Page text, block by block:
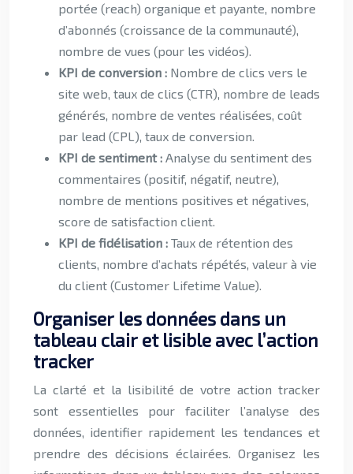
portée (reach) organique et payante, nombre
d’abonnés (croissance de la communauté),
nombre de vues (pour les vidéos).
KPI de conversion : Nombre de clics vers le
site web, taux de clics (CTR), nombre de leads
générés, nombre de ventes réalisées, coût
par lead (CPL), taux de conversion.
KPI de sentiment : Analyse du sentiment des
commentaires (positif, négatif, neutre),
nombre de mentions positives et négatives,
score de satisfaction client.
KPI de fidélisation : Taux de rétention des
clients, nombre d’achats répétés, valeur à vie
du client (Customer Lifetime Value).
Organiser les données dans un
tableau clair et lisible avec l’action
tracker
La clarté et la lisibilité de votre action tracker
sont essentielles pour faciliter l’analyse des
données, identifier rapidement les tendances et
prendre des décisions éclairées. Organisez les